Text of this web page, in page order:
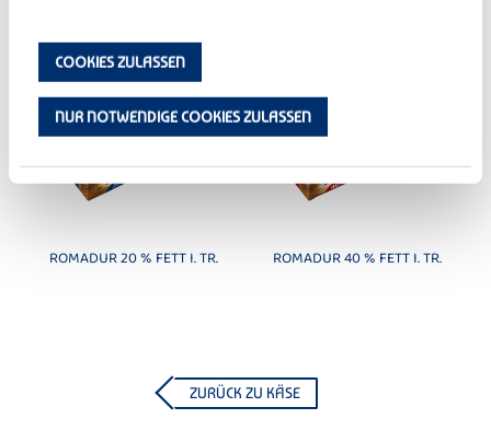
COOKIES ZULASSEN
NUR NOTWENDIGE COOKIES ZULASSEN
ROMADUR 20 % FETT I. TR. ROMADUR 40 % FETT I. TR.
ZURÜCK ZU KÄSE